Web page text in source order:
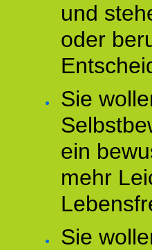
und
oder
Sie
ein
mehr
Sie